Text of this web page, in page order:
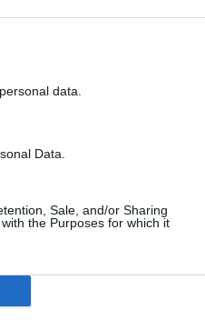
data.
Data.
Sale, and/or Sharing
the Purposes for which it